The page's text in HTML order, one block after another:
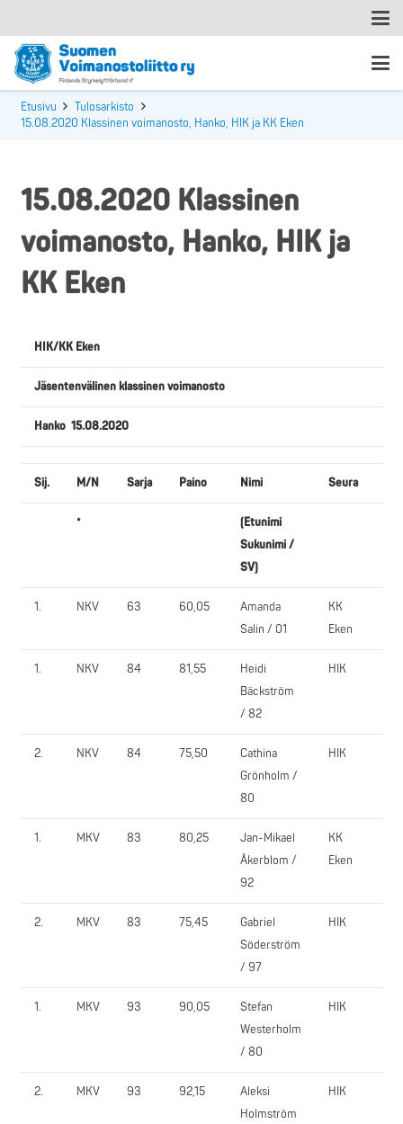
Etusivu
Tulosarkisto
15.08.2020 Klassinen voimanosto, Hanko, HIK ja KK Eken
15.08.2020 Klassinen
voimanosto, Hanko, HIK ja
KK Eken
HIK/KK Eken
Jäsentenvälinen klassinen voimanosto
Hanko 15.08.2020
Sij. M/N Sarja Paino Nimi Seura
*
(Etunimi
Sukunimi /
SV)
1. NKV 63 60,05
Amanda
Salin / 01
KK
Eken
1. NKV 84 81,55
Heidi
Bäckström
/ 82
HIK
2. NKV 84 75,50
Cathina
Grönholm /
80
HIK
1. MKV 83 80,25
Jan-Mikael
Åkerblom /
92
KK
Eken
2. MKV 83 75,45
Gabriel
Söderström
/ 97
HIK
1. MKV 93 90,05
Stefan
Westerholm
/ 80
HIK
2. MKV 93 92,15
Aleksi
Holmström
HIK